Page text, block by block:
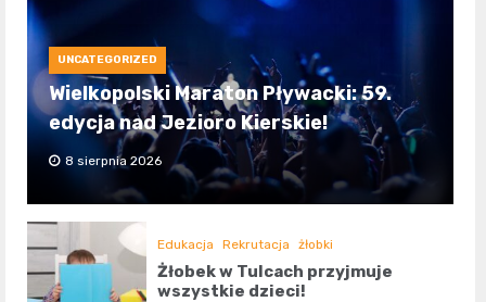
UNCATEGORIZED
Wielkopolski Maraton Pływacki: 59.
edycja nad Jezioro Kierskie!
8 sierpnia 2026
Edukacja Rekrutacja żłobki
Żłobek w Tulcach przyjmuje
wszystkie dzieci!